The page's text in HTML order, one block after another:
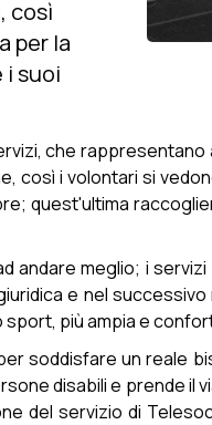
così
per la
i suoi
che
così i volontari si
quest'ultima
andare meglio; i
e nel
più ampia e
soddisfare un reale
disabili e prende il
del servizio di